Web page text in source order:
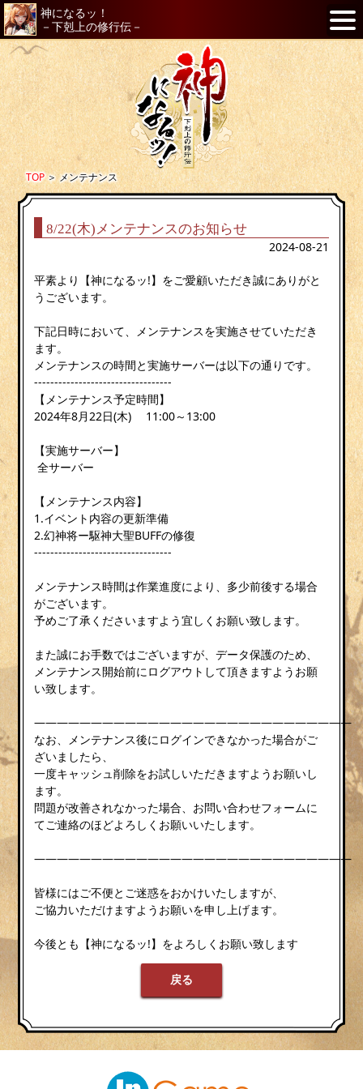
神になるッ！
－下剋上の修行伝－
TOP＞メンテナンス
8/22(木)メンテナンスのお知らせ
2024-08-21
平素より【神になるッ!】をご愛顧いただき誠にありがと
うございます。
下記日時において、メンテナンスを実施させていただき
ます。
メンテナンスの時間と実施サーバーは以下の通りです。
----------------------------------
【メンテナンス予定時間】
2024年8月22日(木) 11:00～13:00
【実施サーバー】
全サーバー
【メンテナンス内容】
1.イベント内容の更新準備
2.幻神将ー駆神大聖BUFFの修復
----------------------------------
メンテナンス時間は作業進度により、多少前後する場合
がございます。
予めご了承くださいますよう宜しくお願い致します。
また誠にお手数ではございますが、データ保護のため、
メンテナンス開始前にログアウトして頂きますようお願
い致します。
————————————————————————————
なお、メンテナンス後にログインできなかった場合がご
ざいましたら、
一度キャッシュ削除をお試しいただきますようお願いし
ます。
問題が改善されなかった場合、お問い合わせフォームに
てご連絡のほどよろしくお願いいたします。
————————————————————————————
皆様にはご不便とご迷惑をおかけいたしますが、
ご協力いただけますようお願いを申し上げます。
今後とも【神になるッ!】をよろしくお願い致します
戻る